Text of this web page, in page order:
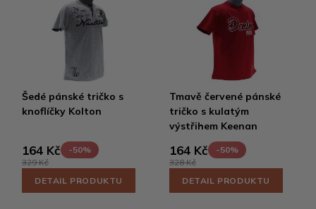
Šedé pánské tričko s
knoflíčky Kolton
164 Kč
-50%
329 Kč
DETAIL PRODUKTU
Tmavě červené pánské
tričko s kulatým
výstřihem Keenan
164 Kč
-50%
328 Kč
DETAIL PRODUKTU